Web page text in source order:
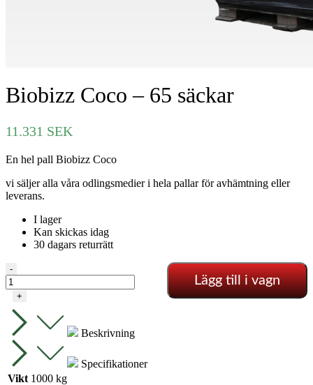
Biobizz Coco – 65 säckar
11.331 SEK
En hel pall Biobizz Coco
vi säljer alla våra odlingsmedier i hela pallar för avhämtning eller
leverans.
I lager
Kan skickas idag
30 dagars returrätt
Biobizz
Coco
-
säckar
mängd
-
+
Lägg till i vagn
Beskrivning
Specifikationer
Vikt 1000 kg